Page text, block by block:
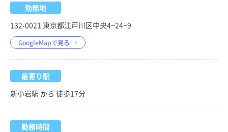
勤務地
132-0021 東京都江戸川区中央4−24−9
GoogleMapで見る
最寄り駅
新小岩駅 から 徒歩17分
勤務時間